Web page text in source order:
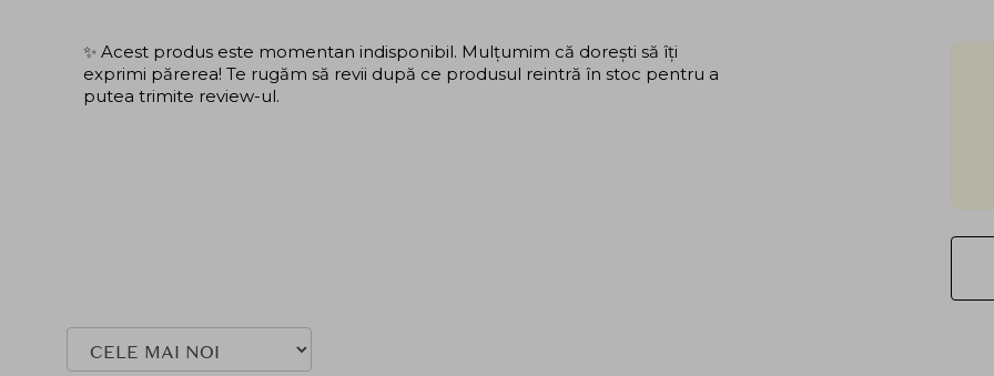
✨ Acest produs este momentan indisponibil. Mulțumim că dorești să îți
exprimi părerea! Te rugăm să revii după ce produsul reintră în stoc pentru a
putea trimite review-ul.